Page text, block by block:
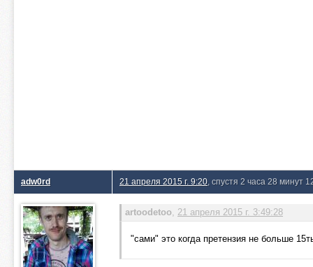
adw0rd 21 апреля 2015 г. 9:20 , спустя 2 часа 28 минут
artoodetoo, 21 апреля 2015 г. 3:49:28
"сами" это когда претензия не больше